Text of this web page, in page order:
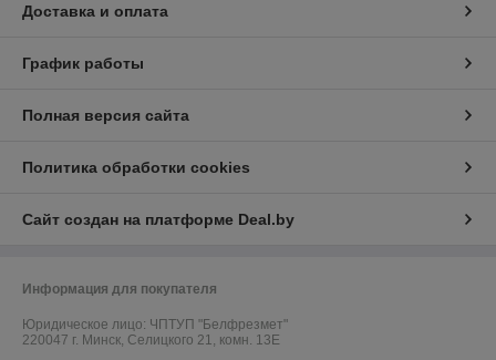
Доставка и оплата
График работы
Полная версия сайта
Политика обработки cookies
Сайт создан на платформе Deal.by
Информация для покупателя
Юридическое лицо: ЧПТУП "Белфрезмет"
220047 г. Минск, Селицкого 21, комн. 13Е